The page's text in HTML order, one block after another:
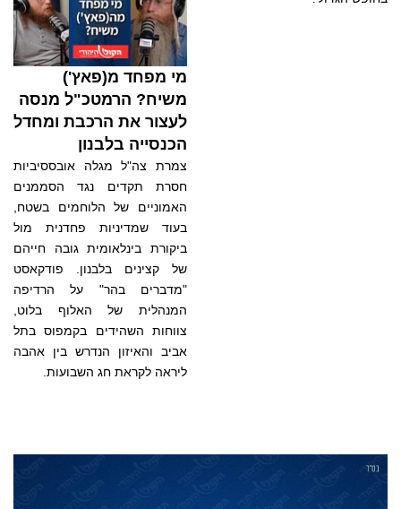
מי מפחד מ(פאץ')
משיח? הרמטכ"ל מנסה
לעצור את הרכבת ומחדל
הכנסייה בלבנון
צמרת צה"ל מגלה אובססיביות
חסרת תקדים נגד הסממנים
האמוניים של הלוחמים בשטח,
בעוד שמדיניות פחדנית מול
ביקורת בינלאומית גובה חייהם
של קצינים בלבנון. פודקאסט
"מדברים בהר" על הרדיפה
המנהלית של האלוף בלוט,
צווחות השהידים בקמפוס בתל
אביב והאיזון הנדרש בין אהבה
ליראה לקראת חג השבועות.